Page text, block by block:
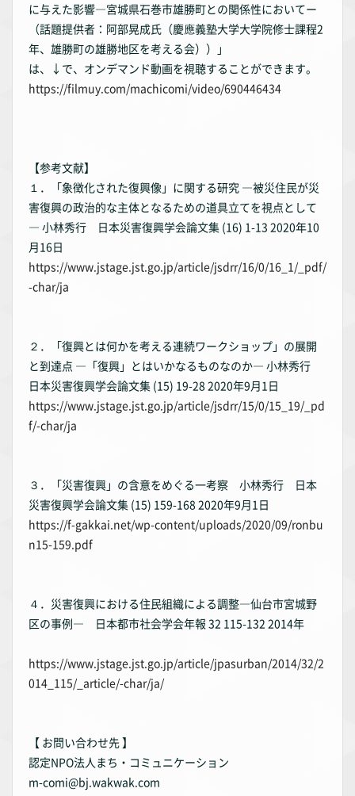
に与えた影響―宮城県石巻市雄勝町との関係性においてー
（話題提供者：阿部晃成氏（慶應義塾大学大学院修士課程2
年、雄勝町の雄勝地区を考える会））」
は、↓で、オンデマンド動画を視聴することができます。
https://filmuy.com/machicomi/video/690446434
【参考文献】
１．「象徴化された復興像」に関する研究 ―被災住民が災
害復興の政治的な主体となるための道具立てを視点として
― 小林秀行 日本災害復興学会論文集 (16) 1-13 2020年10
月16日
https://www.jstage.jst.go.jp/article/jsdrr/16/0/16_1/_pdf/
-char/ja
２．「復興とは何かを考える連続ワークショップ」の展開
と到達点 ―「復興」とはいかなるものなのか― 小林秀行
日本災害復興学会論文集 (15) 19-28 2020年9月1日
https://www.jstage.jst.go.jp/article/jsdrr/15/0/15_19/_pd
f/-char/ja
３．「災害復興」の含意をめぐる一考察 小林秀行 日本
災害復興学会論文集 (15) 159-168 2020年9月1日
https://f-gakkai.net/wp-content/uploads/2020/09/ronbu
n15-159.pdf
４．災害復興における住民組織による調整―仙台市宮城野
区の事例― 日本都市社会学会年報 32 115-132 2014年
https://www.jstage.jst.go.jp/article/jpasurban/2014/32/2
014_115/_article/-char/ja/
【 お問い合わせ先 】
認定NPO法人まち・コミュニケーション
m-comi@bj.wakwak.com